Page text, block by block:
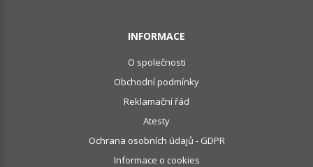
INFORMACE
O společnosti
Obchodní podmínky
Reklamační řád
Atesty
Ochrana osobních údajů - GDPR
Informace o cookies